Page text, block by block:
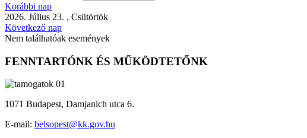
Korábbi nap
2026. Július 23. , Csütörtök
Következő nap
Nem találhatóak események
FENNTARTÓNK ÉS MŰKÖDTETŐNK
1071 Budapest, Damjanich utca 6.
E-mail: belsopest@kk.gov.hu